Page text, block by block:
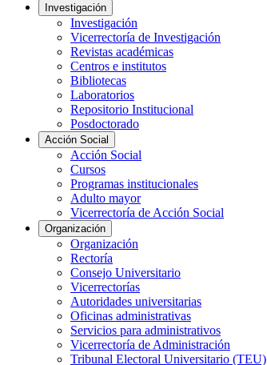
Investigación
Investigación
Vicerrectoría de Investigación
Revistas académicas
Centros e institutos
Bibliotecas
Laboratorios
Repositorio Institucional
Posdoctorado
Acción Social
Acción Social
Cursos
Programas institucionales
Adulto mayor
Vicerrectoría de Acción Social
Organización
Organización
Rectoría
Consejo Universitario
Vicerrectorías
Autoridades universitarias
Oficinas administrativas
Servicios para administrativos
Vicerrectoría de Administración
Tribunal Electoral Universitario (TEU)